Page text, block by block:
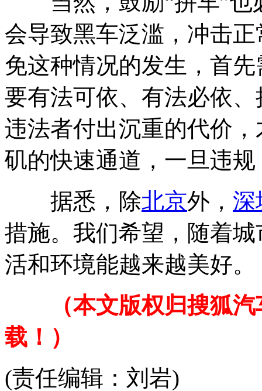
会导致黑车泛滥，冲击
免这种情况的发生，首
要有法可依、有法必依
违法者付出沉重的代价
矶的快速通道，一旦违
据悉，除北京外， 深
措施。我们希望，随着
活和环境能越来越美好。
（本文版权归搜狐
载！）
(责任编辑：刘岩)